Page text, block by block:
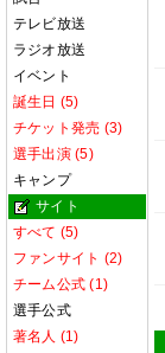
テレビ放送
ラジオ放送
イベント
誕生日 (5)
チケット発売 (3)
選手出演 (5)
キャンプ
サイト
すべて (5)
ファンサイト (2)
チーム公式 (1)
選手公式
著名人 (1)